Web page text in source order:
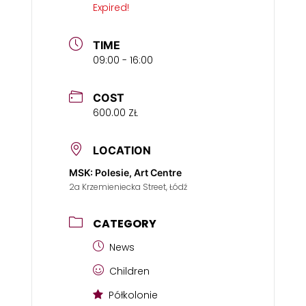
Expired!
TIME
09:00 - 16:00
COST
600.00 ZŁ
LOCATION
MSK: Polesie, Art Centre
2a Krzemieniecka Street, Łódź
CATEGORY
News
Children
Półkolonie